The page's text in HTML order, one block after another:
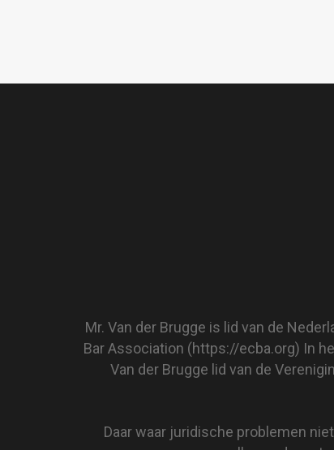
Mr. Van der Brugge is lid van de
Bar Association (https://ecba.org) In
Van der Brugge lid van de
Daar waar juridische problemen